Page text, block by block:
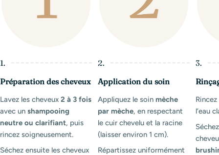
1.
Préparation des cheveux
Lavez les cheveux 2 à 3 fois
avec un shampooing
neutre ou clarifiant, puis
rincez soigneusement.
Séchez ensuite les cheveux
2.
Application du soin
Appliquez le soinmèche
par mèche, en respectant
le cuir chevelu et la racine
(laisser environ 1 cm).
Répartissez uniformément
3.
l’eau